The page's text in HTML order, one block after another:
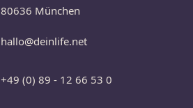
80636 München
hallo@deinlife.net
+49 (0) 89 - 12 66 53 0